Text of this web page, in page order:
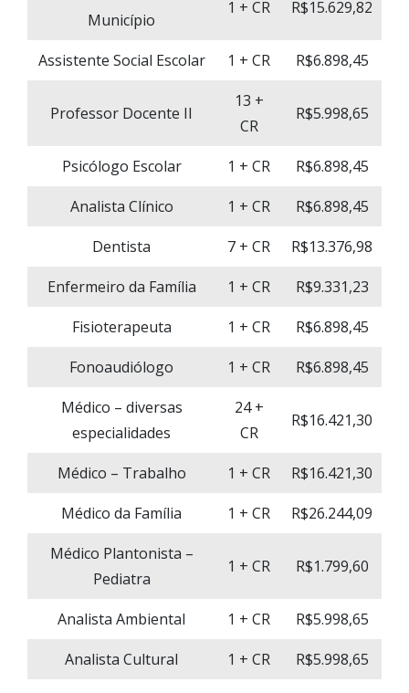
Município
1 + CR R$15.629,82
Assistente Social Escolar 1 + CR R$6.898,45
Professor Docente II
13 +
CR
R$5.998,65
Psicólogo Escolar 1 + CR
R$6.898,45
Analista Clínico
1 + CR
R$6.898,45
Dentista
7 + CR
R$13.376,98
Enfermeiro da Família
1 + CR
R$9.331,23
Fisioterapeuta
1 + CR
R$6.898,45
Fonoaudiólogo
1 + CR
R$6.898,45
Médico – diversas
especialidades
24 +
CR
R$16.421,30
Médico – Trabalho 1 + CR
R$16.421,30
Médico da Família
1 + CR
R$26.244,09
Médico Plantonista –
Pediatra
1 + CR R$1.799,60
Analista Ambiental 1 + CR
R$5.998,65
Analista Cultural
1 + CR
R$5.998,65